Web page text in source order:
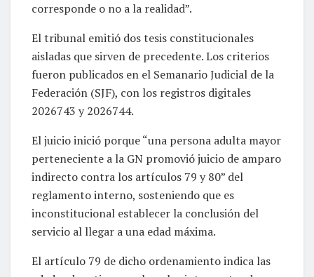
corresponde o no a la realidad”.
El tribunal emitió dos tesis constitucionales
aisladas que sirven de precedente. Los criterios
fueron publicados en el Semanario Judicial de la
Federación (SJF), con los registros digitales
2026743 y 2026744.
El juicio inició porque “una persona adulta mayor
perteneciente a la GN promovió juicio de amparo
indirecto contra los artículos 79 y 80” del
reglamento interno, sosteniendo que es
inconstitucional establecer la conclusión del
servicio al llegar a una edad máxima.
El artículo 79 de dicho ordenamiento indica las